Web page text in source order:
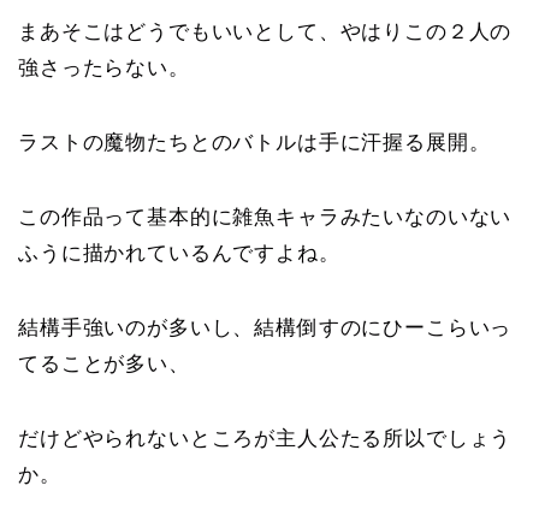
まあそこはどうでもいいとして、やはりこの２人の
強さったらない。
ラストの魔物たちとのバトルは手に汗握る展開。
この作品って基本的に雑魚キャラみたいなのいない
ふうに描かれているんですよね。
結構手強いのが多いし、結構倒すのにひーこらいっ
てることが多い、
だけどやられないところが主人公たる所以でしょう
か。